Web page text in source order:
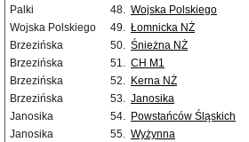
Palki
48. Wojska Polskiego
Wojska Polskiego
49. Łomnicka NŻ
Brzezińska
50. Śnieżna NŻ
Brzezińska
51. CH M1
Brzezińska
52. Kerna NŻ
Brzezińska
53. Janosika
Janosika
54. Powstańców Śląskich
Janosika
55. Wyżynna